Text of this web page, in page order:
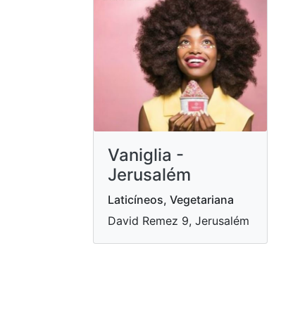
Vaniglia -
Jerusalém
Laticíneos, Vegetariana
David Remez 9, Jerusalém